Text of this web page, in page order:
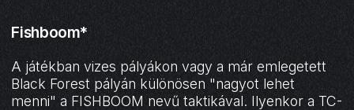
Fishboom*
A játékban vizes pályákon vagy a már emlegetett
Black Forest pályán különösen "nagyot lehet
menni" a FISHBOOM nevű taktikával. Ilyenkor a TC-